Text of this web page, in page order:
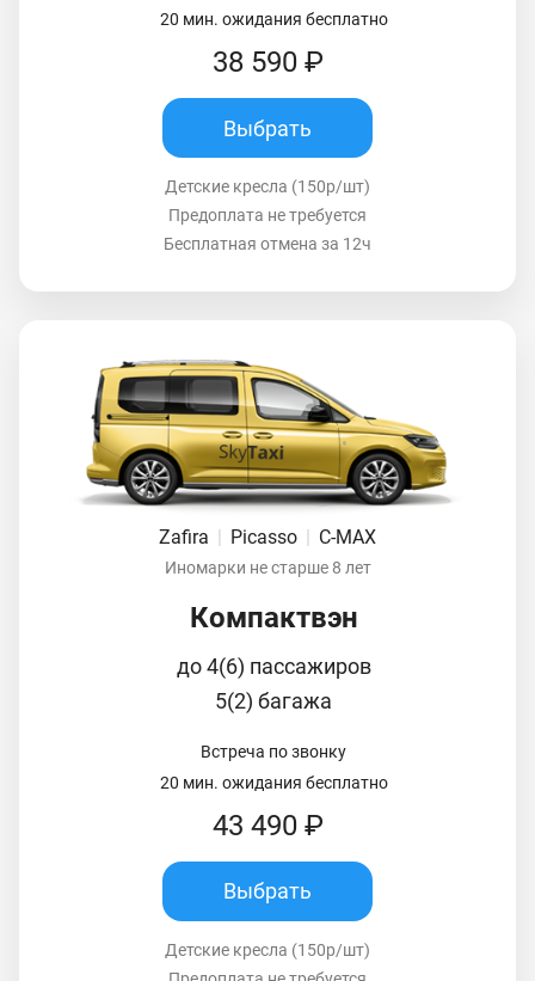
20 мин. ожидания бесплатно
38 590 ₽
Выбрать
Детские кресла (150р/шт)
Предоплата не требуется
Бесплатная отмена за 12ч
Zafira | Picasso | C-MAX
Иномарки не старше 8 лет
Компактвэн
до 4(6) пассажиров
5(2) багажа
Встреча по звонку
20 мин. ожидания бесплатно
43 490 ₽
Выбрать
Детские кресла (150р/шт)